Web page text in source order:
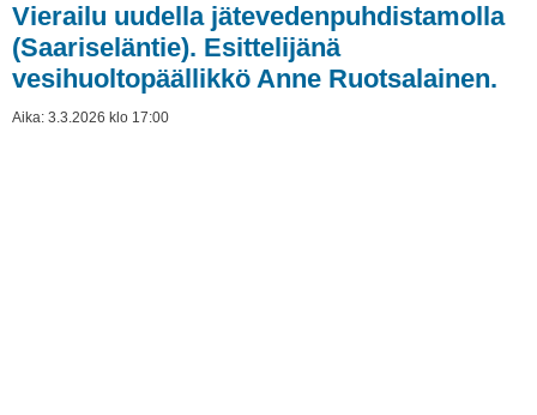
Vierailu uudella jätevedenpuhdistamolla
(Saariseläntie). Esittelijänä
vesihuoltopäällikkö Anne Ruotsalainen.
Aika: 3.3.2026 klo 17:00